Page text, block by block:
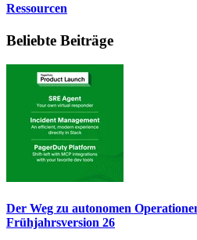
Ressourcen
Beliebte Beiträge
Der Weg zu autonomen
Frühjahrsversion 26